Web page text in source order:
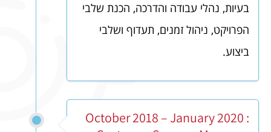
בעיות, נהלי עבודה והדרכה, הכנת שלבי
הפרויקט, ניהול זמנים, תעדוף ושלבי
ביצוע.
October 2018 – January 2020 :